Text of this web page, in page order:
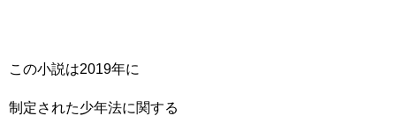
この小説は2019年に
制定された少年法に関する